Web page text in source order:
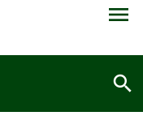
menu
search